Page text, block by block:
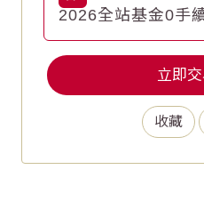
2026全站基金0手
收藏
立即